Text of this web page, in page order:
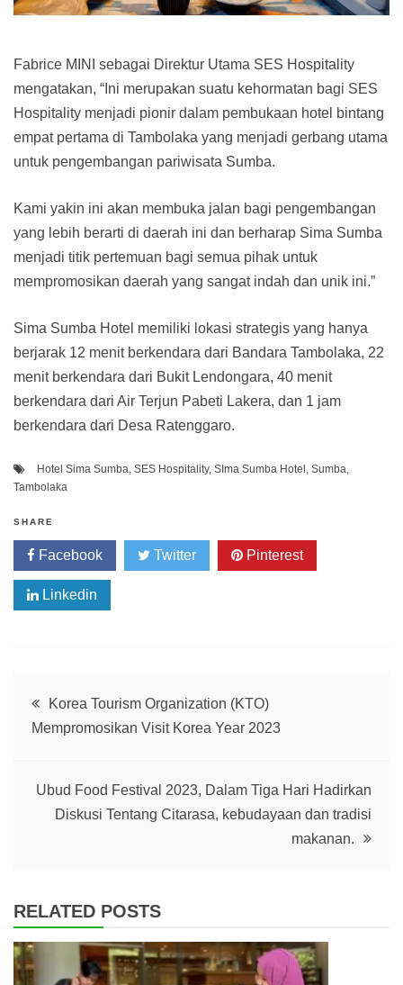
Fabrice MINI sebagai Direktur Utama SES Hospitality
mengatakan, “Ini merupakan suatu kehormatan bagi SES
Hospitality menjadi pionir dalam pembukaan hotel bintang
empat pertama di Tambolaka yang menjadi gerbang utama
untuk pengembangan pariwisata Sumba.
Kami yakin ini akan membuka jalan bagi pengembangan
yang lebih berarti di daerah ini dan berharap Sima Sumba
menjadi titik pertemuan bagi semua pihak untuk
mempromosikan daerah yang sangat indah dan unik ini.”
Sima Sumba Hotel memiliki lokasi strategis yang hanya
berjarak 12 menit berkendara dari Bandara Tambolaka, 22
menit berkendara dari Bukit Lendongara, 40 menit
berkendara dari Air Terjun Pabeti Lakera, dan 1 jam
berkendara dari Desa Ratenggaro.
Hotel Sima Sumba SES Hospitality, SIma Sumba Hotel Sumba
Tambolaka
SHARE
Facebook Twitter Pinterest
Linkedin
Post
navigation
Korea Tourism Organization (KTO)
Mempromosikan Visit Korea Year 2023
Ubud Food Festival 2023, Dalam Tiga Hari Hadirkan
Diskusi Tentang Citarasa, kebudayaan dan tradisi
makanan.
RELATED POSTS